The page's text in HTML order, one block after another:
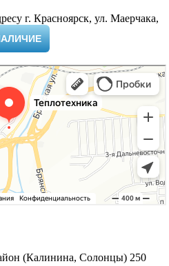
г. Красноярск, ул. Маерчака,
(Калинина, Солонцы) 250